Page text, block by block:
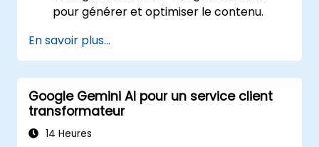
pour générer et optimiser le contenu.
texte pour produire du contenu créatif et
original.
Mettre en œuvre des stratégies SEO à
l'aide de insights basés sur l'IA.
Analyser la performance du contenu et
adapter les stratégies en utilisant Gemini
En savoir plus...
Google Gemini AI pour un service client
transformateur
14 Heures